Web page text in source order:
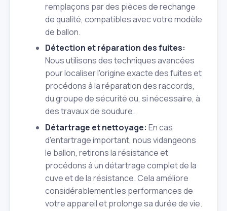
remplaçons par des pièces de rechange
de qualité, compatibles avec votre modèle
de ballon.
Détection et réparation des fuites:
Nous utilisons des techniques avancées
pour localiser l'origine exacte des fuites et
procédons à la réparation des raccords,
du groupe de sécurité ou, si nécessaire, à
des travaux de soudure.
Détartrage et nettoyage: En cas
d'entartrage important, nous vidangeons
le ballon, retirons la résistance et
procédons à un détartrage complet de la
cuve et de la résistance. Cela améliore
considérablement les performances de
votre appareil et prolonge sa durée de vie.